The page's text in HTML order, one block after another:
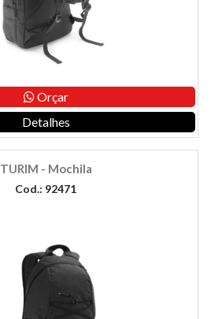
Orçar
Detalhes
TURIM - Mochila
Cod.: 92471